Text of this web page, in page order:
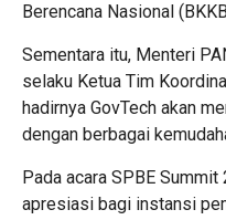
Berencana Nasional
Sementara itu, Menteri
selaku Ketua Tim
hadirnya GovTech akan
dengan berbagai
Pada acara SPBE
apresiasi bagi instansi